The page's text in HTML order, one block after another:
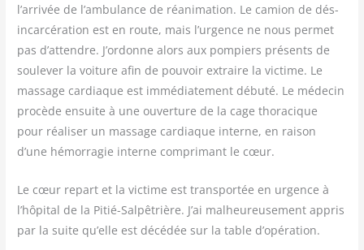
l’arrivée de l’ambulance de réani­ma­tion. Le camion de dés­
in­car­cé­ra­tion est en route, mais l’urgence ne nous per­met
pas d’attendre. J’ordonne alors aux pom­piers pré­sents de
sou­le­ver la voi­ture afin de pou­voir extraire la vic­time. Le
mas­sage car­diaque est immé­dia­te­ment débu­té. Le méde­cin
pro­cède ensuite à une ouver­ture de la cage tho­ra­cique
pour réa­li­ser un mas­sage car­diaque interne, en rai­son
d’une hémor­ra­gie interne com­pri­mant le cœur.
Le cœur repart et la vic­time est trans­por­tée en urgence à
l’hôpital de la Pitié-Sal­pê­trière. J’ai mal­heu­reu­se­ment appris
par la suite qu’elle est décé­dée sur la table d’opération.